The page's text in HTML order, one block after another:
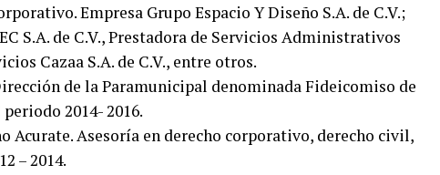
Empresa Grupo Espacio Y Diseño S.A. de C.V.;
S.A. de C.V., Prestadora de Servicios Administrativos
Cazaa S.A. de C.V., entre otros.
de la Paramunicipal denominada Fideicomiso de
2014- 2016.
Acurate. Asesoría en derecho corporativo, derecho civil,
– 2014.